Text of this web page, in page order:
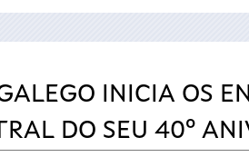
INICIA OS
DO SEU 40º